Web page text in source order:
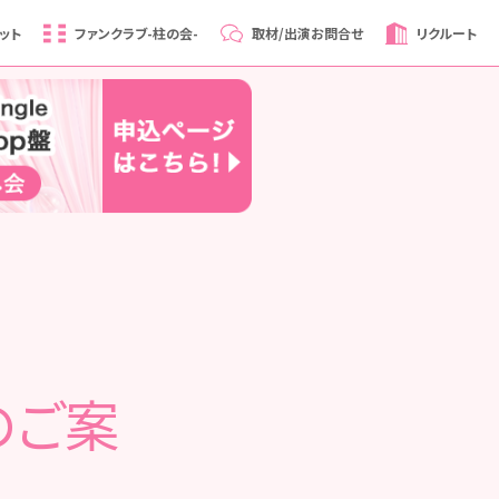
ト ファンクラブ-柱の会- 取材/出演お問合せ リクルート
ご案